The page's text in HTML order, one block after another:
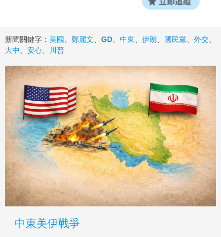
新聞關鍵字： 美國 鄭麗文 GD 中東 伊朗 國民黨 外交
大中
安心 川普
中東美伊戰爭